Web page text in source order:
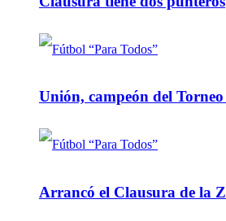
Unión, campeón del
Arrancó el Clausura de la